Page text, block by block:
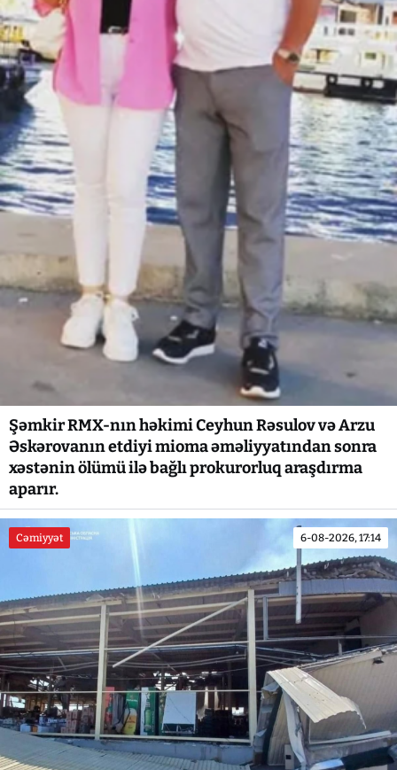
Şəmkir RMX-nın həkimi Ceyhun Rəsulov və Arzu
Əskərovanın etdiyi mioma əməliyyatından sonra
xəstənin ölümü ilə bağlı prokurorluq araşdırma
aparır.
Cəmiyyət 6-08-2026, 17:14